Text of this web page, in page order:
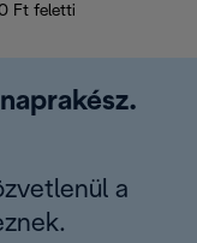
Ft feletti
a